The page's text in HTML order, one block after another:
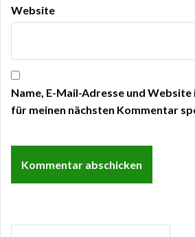
Website
Name, E-Mail-Adresse und
für meinen nächsten Kommentar